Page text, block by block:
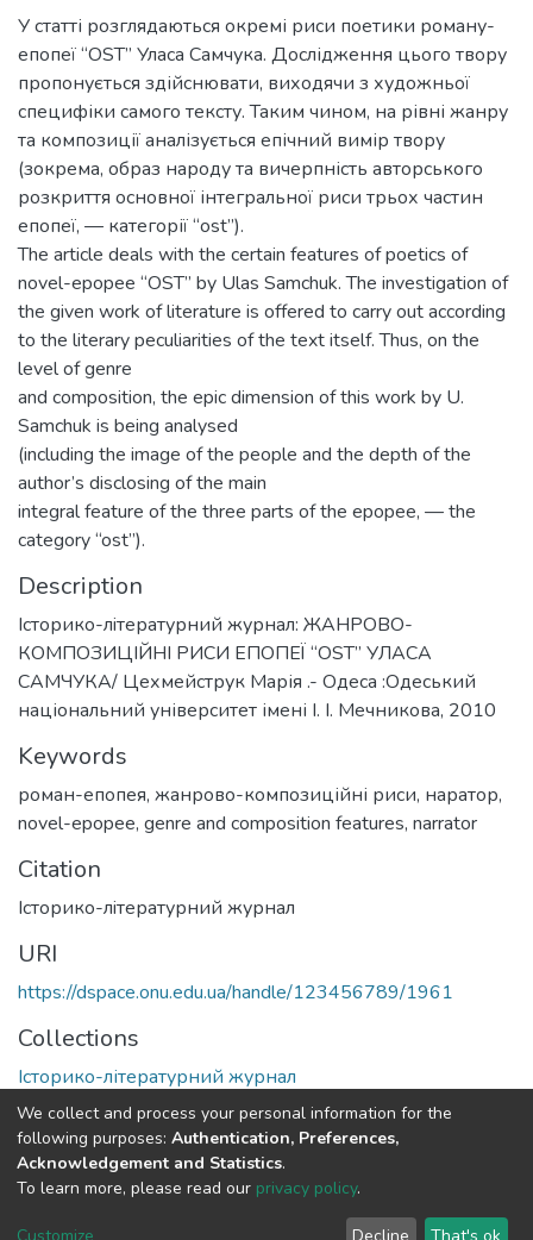
У статті розглядаються окремі риси поетики роману-
епопеї “OST” Уласа Самчука. Дослідження цього твору
пропонується здійснювати, виходячи з художньої
специфіки самого тексту. Таким чином, на рівні жанру
та композиції аналізується епічний вимір твору
(зокрема, образ народу та вичерпність авторського
розкриття основної інтегральної риси трьох частин
епопеї, — категорії “ost”).
The article deals with the certain features of poetics of
novel-epopee “OST” by Ulas Samchuk. The investigation of
the given work of literature is offered to carry out according
to the literary peculiarities of the text itself. Thus, on the
level of genre
and composition, the epic dimension of this work by U.
Samchuk is being analysed
(including the image of the people and the depth of the
author’s disclosing of the main
integral feature of the three parts of the epopee, — the
category “ost”).
Description
Iсторико-лiтературний журнал: ЖАНРОВО-
КОМПОЗИЦІЙНІ РИСИ ЕПОПЕЇ “OST” УЛАСА
САМЧУКА/ Цехмейструк Марія .- Одеса :Одеський
національний університет імені І. І. Мечникова, 2010
Keywords
роман-епопея, жанрово-композиційні риси, наратор,
novel-epopee, genre and composition features, narrator
Citation
Iсторико-лiтературний журнал
URI
https://dspace.onu.edu.ua/handle/123456789/1961
Collections
Історико-літературний журнал
Full item page
DSpace software copyright © 2009-2026
Cookie End User Send
We collect and process your personal information for the
following purposes: Authentication, Preferences,
Acknowledgement and Statistics.
To learn more, please read our privacy policy.